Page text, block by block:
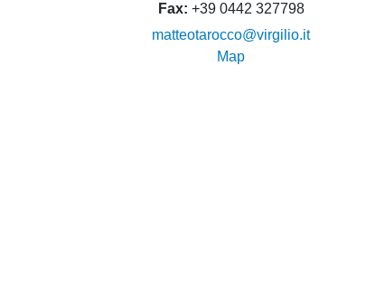
Fax +39 0442 327798
matteotarocco@virgilio.it
Map